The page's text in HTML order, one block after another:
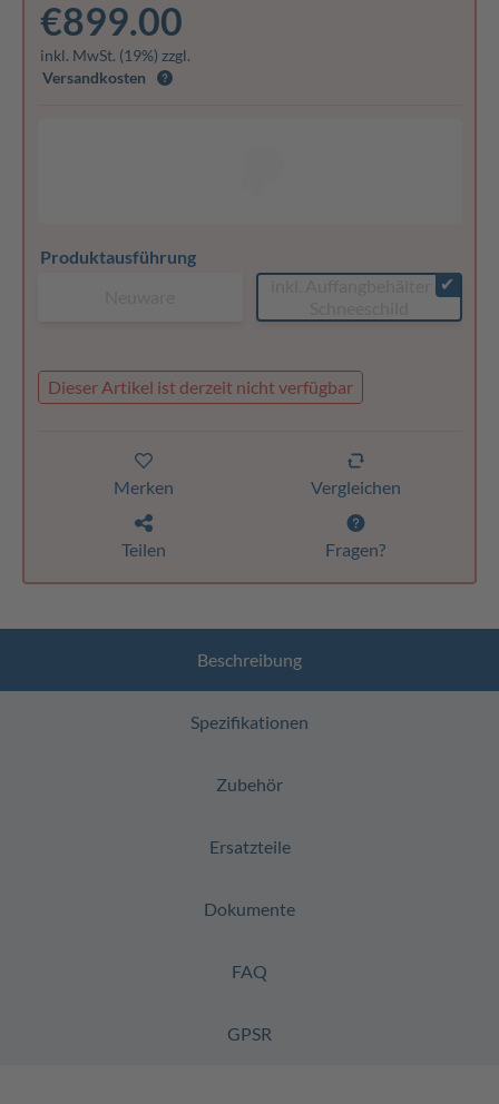
€899.00
inkl. MwSt. (19%) zzgl.
Versandkosten
Produktausführung
✔
inkl. Auffangbehälter &
Dieser Artikel ist derzeit nicht verfügbar
Merken Vergleichen
Teilen Fragen?
Beschreibung
Spezifikationen
Zubehör
Ersatzteile
Dokumente
FAQ
GPSR